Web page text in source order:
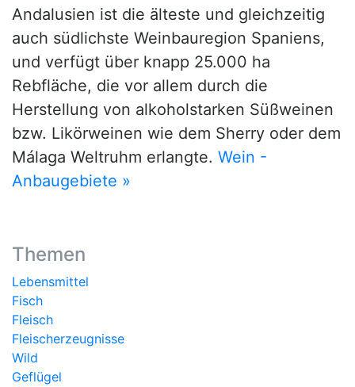
Andalusien ist die älteste und gleichzeitig
auch südlichste Weinbauregion Spaniens,
und verfügt über knapp 25.000 ha
Rebfläche, die vor allem durch die
Herstellung von alkoholstarken Süßweinen
bzw. Likörweinen wie dem Sherry oder dem
Málaga Weltruhm erlangte. Wein -
Anbaugebiete »
Themen
Lebensmittel
Fisch
Fleisch
Fleischerzeugnisse
Wild
Geflügel